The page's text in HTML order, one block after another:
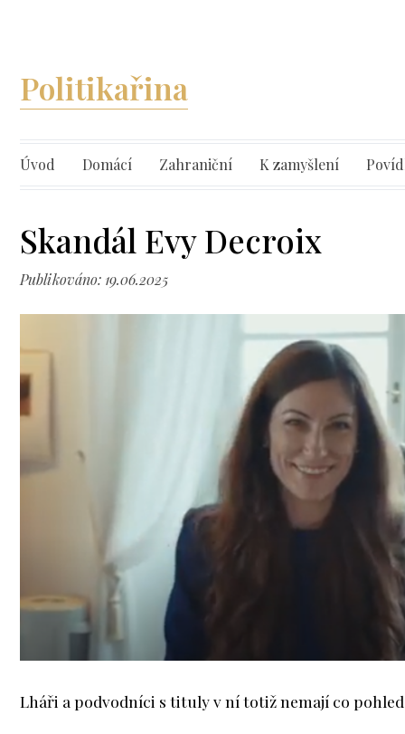
Politikařina
Úvod Domácí Zahraniční K zamyšlení
Skandál Evy Decroix
Publikováno: 19.06.2025
Lháři a podvodníci s tituly v ní totiž nemají co